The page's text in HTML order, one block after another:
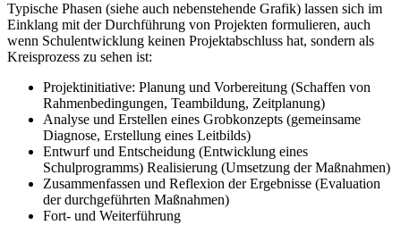
Typische Phasen (siehe auch nebenstehende Grafik) lassen sich im
Einklang mit der Durchführung von Projekten formulieren, auch
wenn Schulentwicklung keinen Projektabschluss hat, sondern als
Kreisprozess zu sehen ist:
Projektinitiative: Planung und Vorbereitung (Schaffen von
Rahmenbedingungen, Teambildung, Zeitplanung)
Analyse und Erstellen eines Grobkonzepts (gemeinsame
Diagnose, Erstellung eines Leitbilds)
Entwurf und Entscheidung (Entwicklung eines
Schulprogramms) Realisierung (Umsetzung der Maßnahmen)
Zusammenfassen und Reflexion der Ergebnisse (Evaluation
der durchgeführten Maßnahmen)
Fort- und Weiterführung